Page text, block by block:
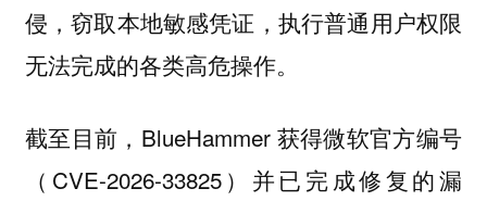
侵，窃取本地敏感凭证，执行普通用户权限
无法完成的各类高危操作。
截至目前，BlueHammer 获得微软官方编号
（CVE-2026-33825）并已完成修复的漏